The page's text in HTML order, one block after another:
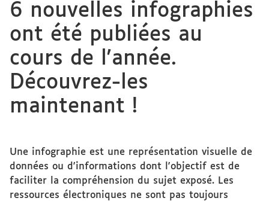
électronique
6 nouvelles infographies
ont été publiées au
cours de l'année.
Découvrez-les
maintenant !
Une infographie est une représentation visuelle de
données ou d'informations dont l'objectif est de
faciliter la compréhension du sujet exposé. Les
ressources électroniques ne sont pas toujours